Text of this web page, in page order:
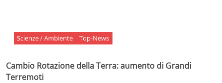
Scienze / Ambiente Top-News
Cambio Rotazione della Terra: aumento di Grandi
Terremoti